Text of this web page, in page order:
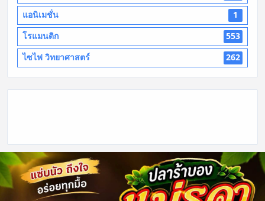
แอนิเมชั่น
1
โรแมนติก
553
ไซไฟ วิทยาศาสตร์
262